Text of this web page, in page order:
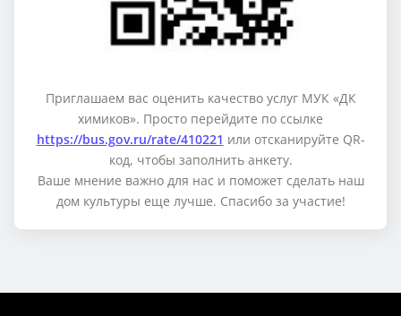
Приглашаем вас оценить качество услуг МУК «ДК
химиков». Просто перейдите по ссылке
https://bus.gov.ru/rate/410221 или отсканируйте QR-
код, чтобы заполнить анкету.
Ваше мнение важно для нас и поможет сделать наш
дом культуры еще лучше. Спасибо за участие!